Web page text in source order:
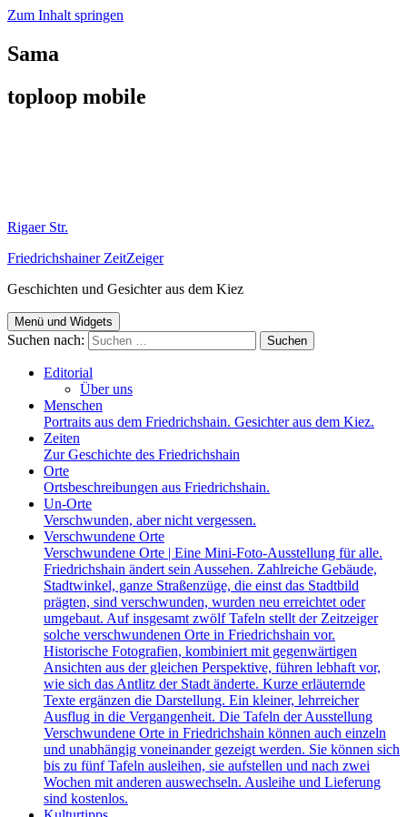
Zum Inhalt springen
Sama
toploop mobile
Rigaer Str.
Friedrichshainer ZeitZeiger
Geschichten und Gesichter aus dem Kiez
Menü und Widgets
Suchen nach:
Editorial
Über uns
Menschen
Portraits aus dem Friedrichshain. Gesichter aus dem Kiez.
Zeiten
Zur Geschichte des Friedrichshain
Orte
Ortsbeschreibungen aus Friedrichshain.
Un-Orte
Verschwunden, aber nicht vergessen.
Verschwundene Orte
Verschwundene Orte | Eine Mini-Foto-Ausstellung für alle.
Friedrichshain ändert sein Aussehen. Zahlreiche Gebäude,
Stadtwinkel, ganze Straßenzüge, die einst das Stadtbild
prägten, sind verschwunden, wurden neu erreichtet oder
umgebaut. Auf insgesamt zwölf Tafeln stellt der Zeitzeiger
solche verschwundenen Orte in Friedrichshain vor.
Historische Fotografien, kombiniert mit gegenwärtigen
Ansichten aus der gleichen Perspektive, führen lebhaft vor,
wie sich das Antlitz der Stadt änderte. Kurze erläuternde
Texte ergänzen die Darstellung. Ein kleiner, lehrreicher
Ausflug in die Vergangenheit. Die Tafeln der Ausstellung
Verschwundene Orte in Friedrichshain können auch einzeln
und unabhängig voneinander gezeigt werden. Sie können sich
bis zu fünf Tafeln ausleihen, sie aufstellen und nach zwei
Wochen mit anderen auswechseln. Ausleihe und Lieferung
sind kostenlos.